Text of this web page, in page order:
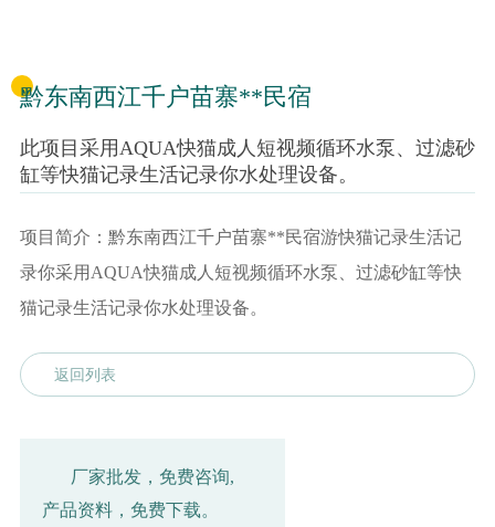
黔东南西江千户苗寨**民宿
此项目采用AQUA快猫成人短视频循环水泵、过滤砂
缸等快猫记录生活记录你水处理设备。
项目简介：黔东南西江千户苗寨**民宿游快猫记录生活记
录你采用AQUA快猫成人短视频循环水泵、过滤砂缸等快
猫记录生活记录你水处理设备。
返回列表
厂家批发，免费咨询,
产品资料，免费下载。